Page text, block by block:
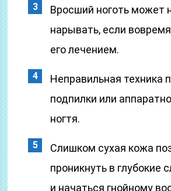
Вросший ноготь может
нарывать, если
его лечением.
Неправильная техника
подпилки или
ногтя.
Слишком сухая кожа
проникнуть в глубокие
и начаться гнойному